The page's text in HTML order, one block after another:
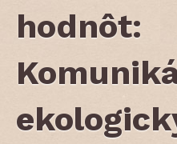
hodnôt: